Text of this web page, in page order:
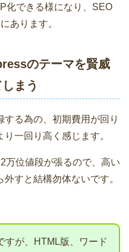
化できる様になり、SEO
あります。
のテーマを賢威
まう
る為の、初期費用が回り
一回り高く感じます。
万位値段が張るので、高い
すと結構勿体ないです。
すが、HTML版、ワード